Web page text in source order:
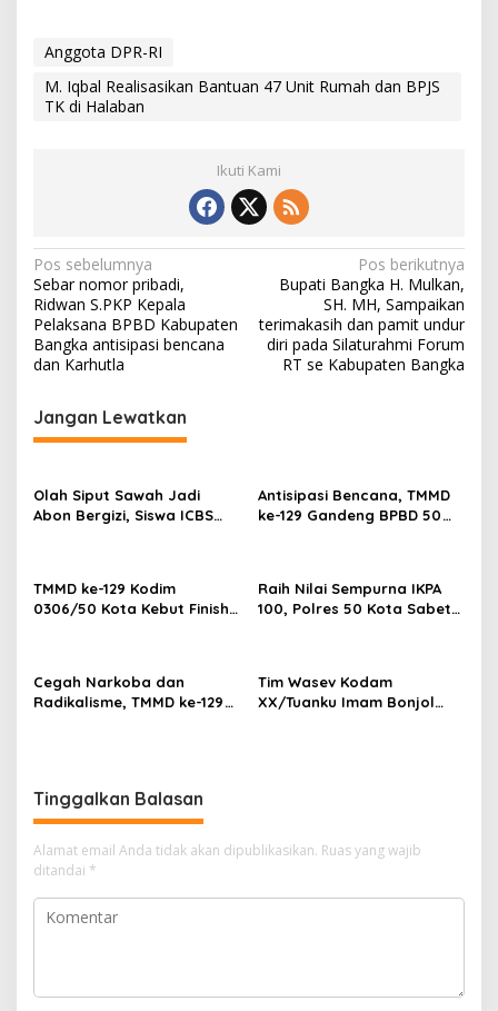
Anggota DPR-RI
M. Iqbal Realisasikan Bantuan 47 Unit Rumah dan BPJS
TK di Halaban
Ikuti Kami
N
a
v
i
a
i
p
s
Pos sebelumnya
Sebar nomor pribadi,
Ridwan S.PKP Kepala
Pelaksana BPBD Kabupaten
Bangka antisipasi bencana
dan Karhutla
Pos berikutnya
Bupati Bangka H. Mulkan,
SH. MH, Sampaikan
terimakasih dan pamit undur
diri pada Silaturahmi Forum
RT se Kabupaten Bangka
Jangan Lewatkan
Olah Siput Sawah Jadi
Abon Bergizi, Siswa ICBS
Antisipasi Bencana, TMMD
ke-129 Gandeng BPBD 50
TMMD ke-129 Kodim
0306/50 Kota Kebut Finish:
Raih Nilai Sempurna IKPA
100, Polres 50 Kota Sabet
Cegah Narkoba dan
Radikalisme, TMMD ke-129
Tim Wasev Kodam
XX/Tuanku Imam Bonjol
Tinggalkan Balasan
Alamat email Anda tidak akan dipublikasikan. Ruas yang wajib
ditandai *